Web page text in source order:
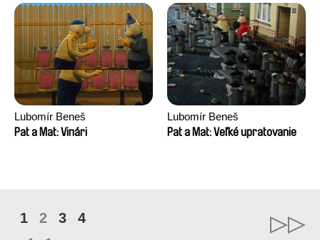
Lubomír Beneš
Pat a Mat: Vinári
Lubomír Beneš
Pat a Mat: Veľké upratovanie
1 2 3 4